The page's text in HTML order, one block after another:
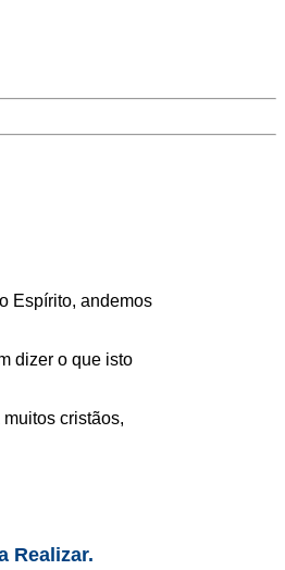
Espírito, andemos
dizer o que isto
cristãos,
Realizar.